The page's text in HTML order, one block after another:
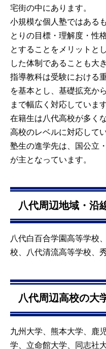
宅街の中にあります。
小規模な個人塾ではある
とりの目標・理解度・性
とすることをメリットと
した体制であることも大
指導教科は受験における
を基本とし、基礎拡充か
まで幅広く対応しています
在籍生は八代高校が多く
高校のレベルに対応してい
塾生の進学先は、国公立
が主となっています。
八代周辺地域・沿
八代白百合学園高等学校
校、八代清流高等学校、
八代周辺高校の大
九州大学、熊本大学、鹿
学、立命館大学、同志社